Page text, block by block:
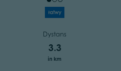
łatwy
Dystans
3.3
in km